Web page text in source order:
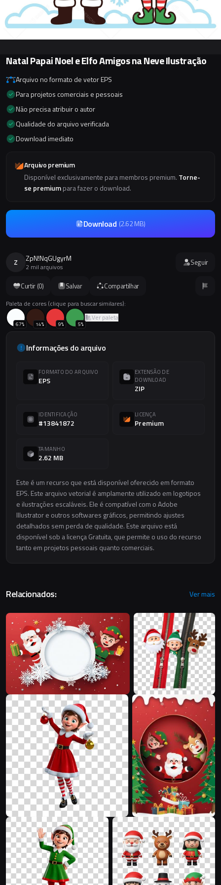
Curtir (0) Salvar Compartilhar
Paleta de cores (clique para buscar similares):
67% 14% 9% 5%
Ver paleta
Informações do arquivo
FORMATO DO ARQUIVO
EPS
EXTENSÃO DE
DOWNLOAD
ZIP
IDENTIFICAÇÃO
#13841872
LICENÇA
Premium
TAMANHO
2.62 MB
Este é um recurso que está disponível oferecido em formato
EPS. Este arquivo vetorial é amplamente utilizado em logotipos
e ilustrações escaláveis. Ele é compatível com o Adobe
Illustrator e outros softwares gráficos, permitindo ajustes
detalhados sem perda de qualidade. Este arquivo está
disponível sob a licença Gratuita, que permite o uso do recurso
tanto em projetos pessoais quanto comerciais.
Natal Papai Noel e Elfo Amigos na Neve Ilustração
Arquivo no formato de vetor EPS
Para projetos comerciais e pessoais
Não precisa atribuir o autor
Qualidade do arquivo verificada
Download imediato
Arquivo premium
Disponível exclusivamente para membros premium. Torne-
se premiumpara fazer o download.
Download (2.62 MB)
Z ZpN!NqGUgyrM
2 mil arquivos Seguir
Relacionados: Ver mais